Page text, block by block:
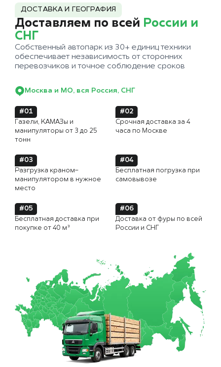
ДОСТАВКА И ГЕОГРАФИЯ
Доставляем по всей России и
СНГ
Собственный автопарк из 30+ единиц техники
обеспечивает независимость от сторонних
перевозчиков и точное соблюдение сроков
Москва и МО, вся Россия, СНГ
#01
Газели, КАМАЗы и
манипуляторы от 3 до 25
тонн
#02
Срочная доставка за 4
часа по Москве
#03
Разгрузка краном-
манипулятором в нужное
место
#04
Бесплатная погрузка при
самовывозе
#05
Бесплатная доставка при
покупке от 40 м³
#06
Доставка от фуры по всей
России и СНГ